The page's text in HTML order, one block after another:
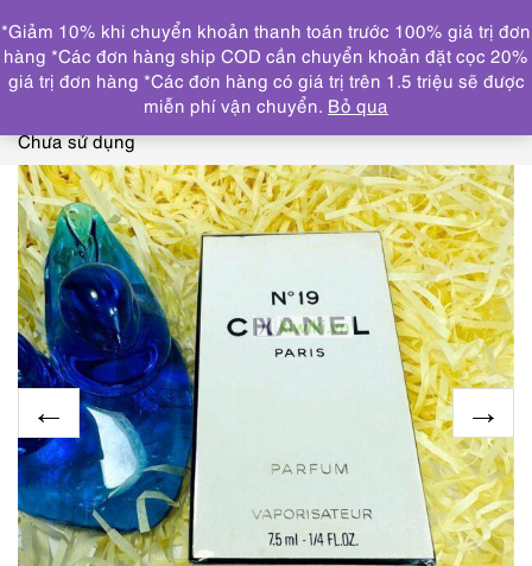
DANH MỤC
Trang chủ NƯỚC HOA CHAI NHỎ/MINI(≤ 15ml)
2947-
CHANEL No 19 Parfum Vaporasiteur 7.5ml-Nước hoa nữ-
Chưa sử dụng
*Giảm 10% khi chuyển khoản thanh toán trước 100% giá trị đơn
hàng *Các đơn hàng ship COD cần chuyển khoản đặt cọc 20%
giá trị đơn hàng *Các đơn hàng có giá trị trên 1.5 triệu sẽ được
miễn phí vận chuyển. Bỏ qua